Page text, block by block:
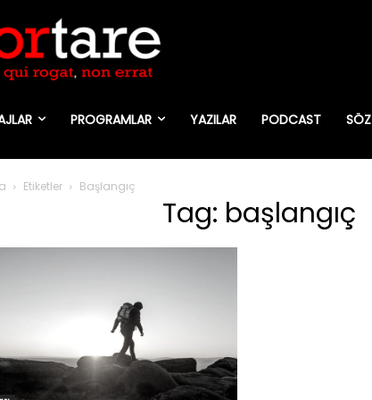
PROGRAMLAR YAZILAR PODCAST SÖZ
Etiketler Başlangıç
Tag: başlangıç